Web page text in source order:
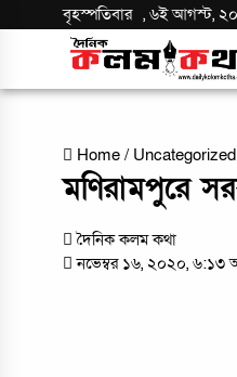
বৃহস্পতিবার ,৬ই আগস্ট,
Home / Uncategorized
মণিরামপুরে
দৈনিক কলম কথা
নভেম্বর ১৬, ২০২০, ৬:১৩